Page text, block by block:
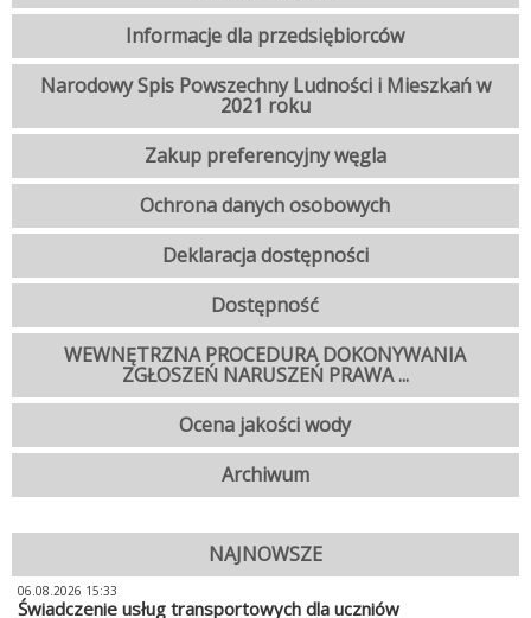
Informacje dla przedsiębiorców
Narodowy Spis Powszechny Ludności i Mieszkań w
2021 roku
Zakup preferencyjny węgla
Ochrona danych osobowych
Deklaracja dostępności
Dostępność
WEWNĘTRZNA PROCEDURA DOKONYWANIA
ZGŁOSZEŃ NARUSZEŃ PRAWA ...
Ocena jakości wody
Archiwum
NAJNOWSZE
06.08.2026 15:33
Świadczenie usług transportowych dla uczniów